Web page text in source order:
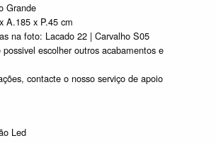
Grande
A.185 x P.45 cm
na foto: Lacado 22 | Carvalho S05
escolher outros acabamentos e
contacte o nosso serviço de apoio
Led